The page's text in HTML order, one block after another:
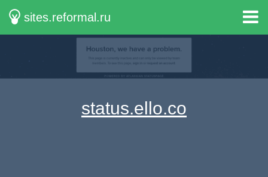
sites.reformal.ru
status.ello.co